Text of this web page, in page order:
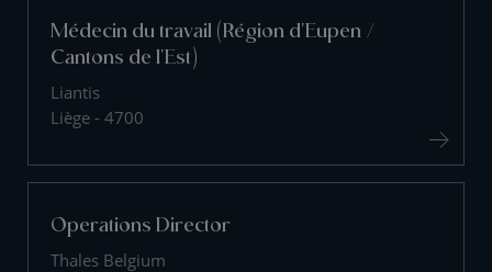
Médecin du travail (Région d'Eupen /
Cantons de l'Est)
Liantis
Liège - 4700
Operations Director
Thales Belgium